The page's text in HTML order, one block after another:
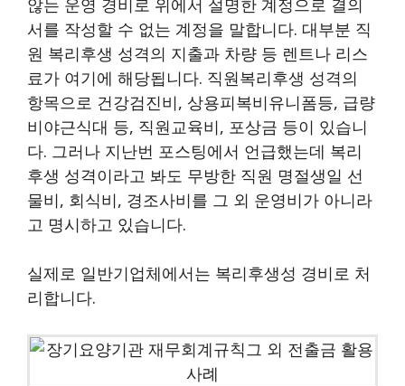
않는 운영 경비로 위에서 설명한 계정으로 결의
서를 작성할 수 없는 계정을 말합니다. 대부분 직
원 복리후생 성격의 지출과 차량 등 렌트나 리스
료가 여기에 해당됩니다. 직원복리후생 성격의
항목으로 건강검진비, 상용피복비유니폼등, 급량
비야근식대 등, 직원교육비, 포상금 등이 있습니
다. 그러나 지난번 포스팅에서 언급했는데 복리
후생 성격이라고 봐도 무방한 직원 명절생일 선
물비, 회식비, 경조사비를 그 외 운영비가 아니라
고 명시하고 있습니다.
실제로 일반기업체에서는 복리후생성 경비로 처
리합니다.